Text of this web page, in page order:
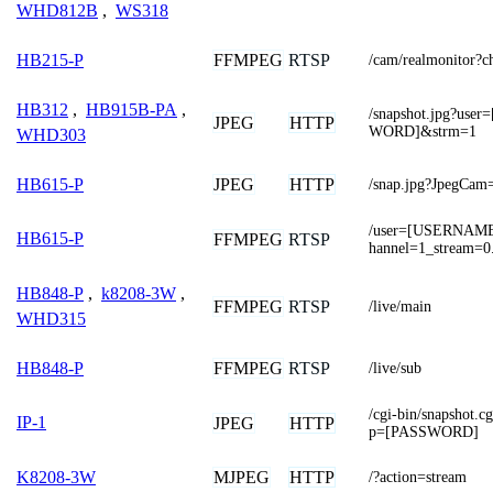
WHD812B , WS318
HB215-P FFMPEG RTSP /cam/
HB312 , HB915B-PA ,
WHD303
JPEG HTTP
/
WORD]&strm=1
HB615-P JPEG HTTP /
HB615-P FFMPEG RTSP
/
HB848-P , k8208-3W ,
WHD315
FFMPEG RTSP /live/main
HB848-P FFMPEG RTSP /live/sub
IP-1 JPEG HTTP
/cgi-bin/
p=[PASSWORD]
K8208-3W MJPEG HTTP /?action=stream